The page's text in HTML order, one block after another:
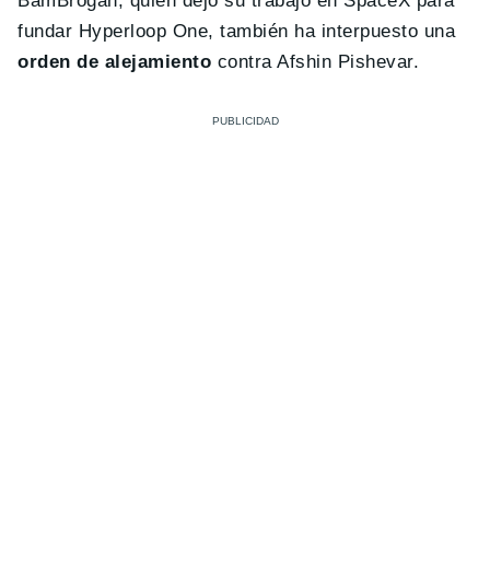
fundar Hyperloop One, también ha interpuesto una
orden de alejamiento contra Afshin Pishevar.